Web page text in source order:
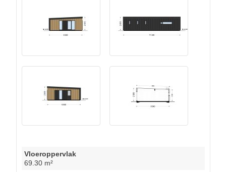
Vloeroppervlak
69.30 m²